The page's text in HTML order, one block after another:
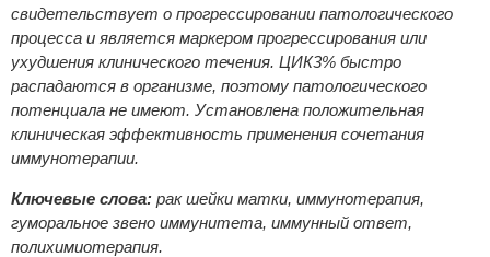
свидетельствует о прогрессировании патологического
процесса и является маркером прогрессирования или
ухудшения клинического течения. ЦИК3% быстро
распадаются в организме, поэтому патологического
потенциала не имеют. Установлена положительная
клиническая эффективность применения сочетания
иммунотерапии.
Ключевые слова: рак шейки матки, иммунотерапия,
гуморальное звено иммунитета, иммунный ответ,
полихимиотерапия.